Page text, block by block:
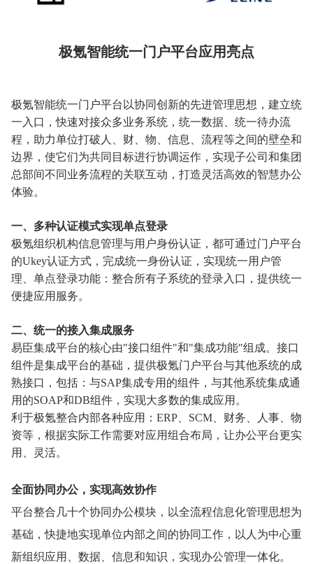
极氪智能统一门户平台应用亮点
极氪智能统一门户平台以协同创新的先进管理思想，建立统
一入口，快速对接众多业务系统，统一数据、统一待办流
程，助力单位打破人、财、物、信息、流程等之间的壁垒和
边界，使它们为共同目标进行协调运作，实现子公司和集团
总部间不同业务流程的关联互动，打造灵活高效的智慧办公
体验。
一、多种认证模式实现单点登录
极氪组织机构信息管理与用户身份认证，都可通过门户平台
的Ukey认证方式，完成统一身份认证，实现统一用户管
理、单点登录功能：整合所有子系统的登录入口，提供统一
便捷应用服务。
二、统一的接入集成服务
易臣集成平台的核心由"接口组件"和"集成功能"组成。接口
组件是集成平台的基础，提供极氪门户平台与其他系统的成
熟接口，包括：与SAP集成专用的组件，与其他系统集成通
用的SOAP和DB组件，实现大多数的集成应用。
利于极氪整合内部各种应用：ERP、SCM、财务、人事、物
资等，根据实际工作需要对应用组合布局，让办公平台更实
用、灵活。
全面协同办公，实现高效协作
平台整合几十个协同办公模块，以全流程信息化管理思想为
基础，快捷地实现单位内部之间的协同工作，以人为中心重
新组织应用、数据、信息和知识，实现办公管理一体化。